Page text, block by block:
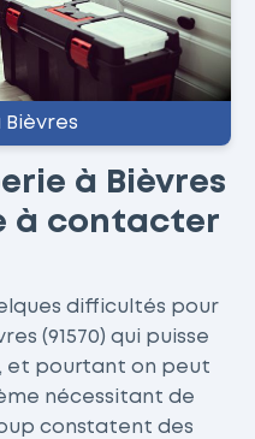
Bièvres
à Bièvres
à contacter
difficultés pour
(91570) qui puisse
et pourtant on peut
nécessitant de
constatent des